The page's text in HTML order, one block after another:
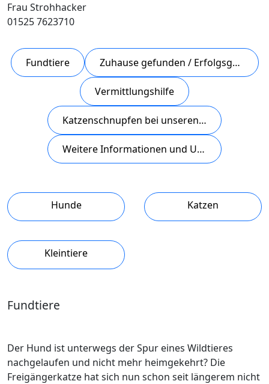
Frau Strohhacker
01525 7623710
Fundtiere Zuhause gefunden / Erfolgsgeschichten
Vermittlungshilfe
Katzenschnupfen bei unseren Schützlingen
Weitere Informationen und Unterstützungsmöglichkeit
Hunde Katzen
Kleintiere
Fundtiere
Der Hund ist unterwegs der Spur eines Wildtieres
nachgelaufen und nicht mehr heimgekehrt? Die
Freigängerkatze hat sich nun schon seit längerem nicht